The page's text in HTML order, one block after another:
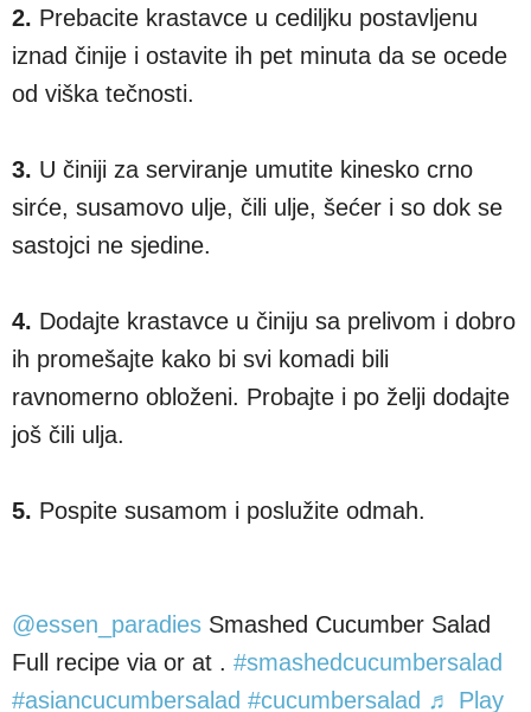
2. Prebacite krastavce u cediljku postavljenu
iznad činije i ostavite ih pet minuta da se ocede
od viška tečnosti.
3. U činiji za serviranje umutite kinesko crno
sirće, susamovo ulje, čili ulje, šećer i so dok se
sastojci ne sjedine.
4. Dodajte krastavce u činiju sa prelivom i dobro
ih promešajte kako bi svi komadi bili
ravnomerno obloženi. Probajte i po želji dodajte
još čili ulja.
5. Pospite susamom i poslužite odmah.
@essen_paradies Smashed Cucumber Salad
Full recipe via or at . #smashedcucumbersalad
#asiancucumbersalad #cucumbersalad ♬ Play